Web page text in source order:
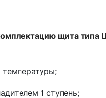
щита типа
1 ступень;